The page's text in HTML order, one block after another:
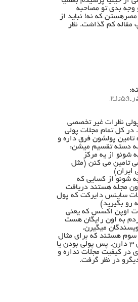
وجه بدی تو مصاحبه
که نه! نباید از
مقاله کم گذاشت. نظر
نظرات غیر تخصصی
کل تمام مجلات پولی
پولشون فرق داره و
سه دسته تقسیم میشن:
شونو از یه مرکز
تامین می کنن (مثل
ایران)
شونو از کسایی که
مجله هستند دریافت
ساینس دایرکت که پول
رو بگیرید)
اوپن اکسس که یعنی
به اون رایگان هست
میگیرن.
سوم هستند که برای مثال
ضریب تاثیر بالای ۳ دارن. پس پولی بودن یا
در کیفیت مجلات نداره و
در نظر گرفت.